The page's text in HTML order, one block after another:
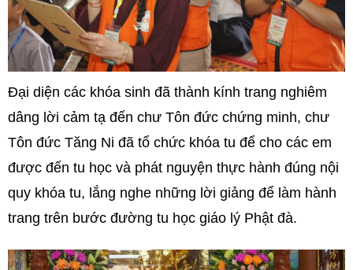
Đại diện các khóa sinh đã thành kính trang nghiêm
dâng lời cảm tạ đến chư Tôn đức chứng minh, chư
Tôn đức Tăng Ni đã tổ chức khóa tu để cho các em
được đến tu học và phát nguyện thực hành đúng nội
quy khóa tu, lắng nghe những lời giảng để làm hành
trang trên bước đường tu học giáo lý Phật đà.